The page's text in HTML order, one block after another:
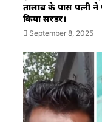
तालाब के पास पत्नी ने
किया सरेंडर।
September 8, 2025